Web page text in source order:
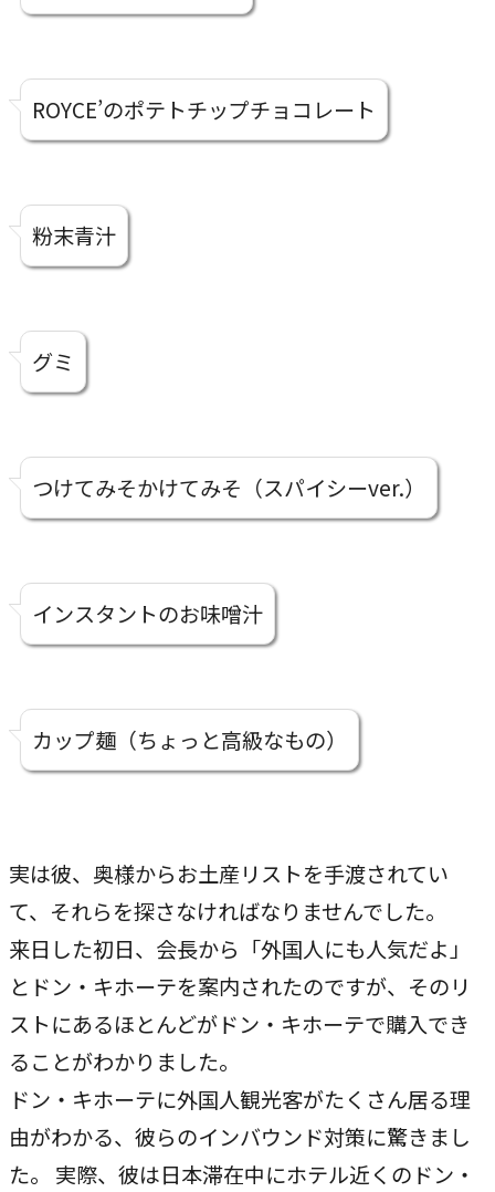
ROYCE’のポテトチップチョコレート
粉末青汁
グミ
つけてみそかけてみそ（スパイシーver.）
インスタントのお味噌汁
カップ麺（ちょっと高級なもの）
実は彼、奥様からお土産リストを手渡されてい
て、それらを探さなければなりませんでした。
来日した初日、会長から「外国人にも人気だよ」
とドン・キホーテを案内されたのですが、そのリ
ストにあるほとんどがドン・キホーテで購入でき
ることがわかりました。
ドン・キホーテに外国人観光客がたくさん居る理
由がわかる、彼らのインバウンド対策に驚きまし
た。 実際、彼は日本滞在中にホテル近くのドン・